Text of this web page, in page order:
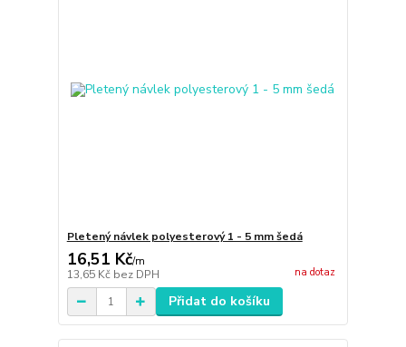
Pletený návlek polyesterový 1 - 5 mm šedá
16,51 Kč/m
13,65 Kč bez DPH na dotaz
Přidat do košíku